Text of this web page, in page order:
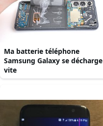
Ma batterie téléphone
Samsung Galaxy se décharge
vite